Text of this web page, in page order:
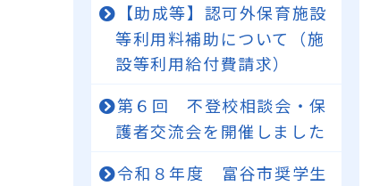
【助成等】認可外保育施設
等利用料補助について（施
設等利用給付費請求）
第６回 不登校相談会・保
護者交流会を開催しました
令和８年度 富谷市奨学生